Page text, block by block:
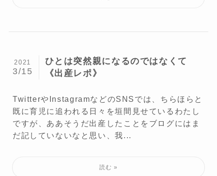
ひとは突然親になるのではなくて
《出産レポ》
2021
3/15
TwitterやInstagramなどのSNSでは、ちらほらと
既に育児に追われる日々を垣間見せているわたし
ですが、ああそうだ出産したことをブログにはま
だ記していないなと思い、我...